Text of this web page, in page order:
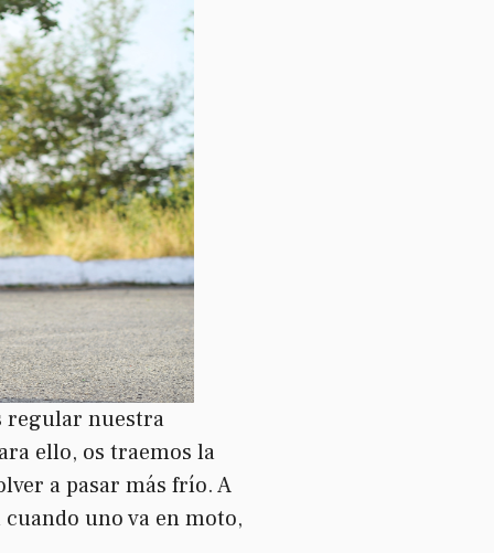
regular nuestra
ello, os traemos la
a pasar más frío. A
uno va en moto,